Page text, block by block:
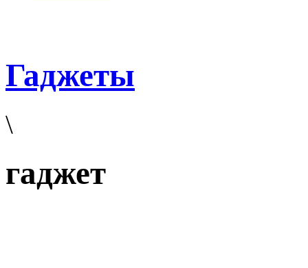
Гаджеты
\
гаджет